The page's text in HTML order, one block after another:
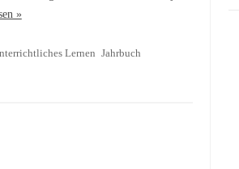
»
Lernen Jahrbuch